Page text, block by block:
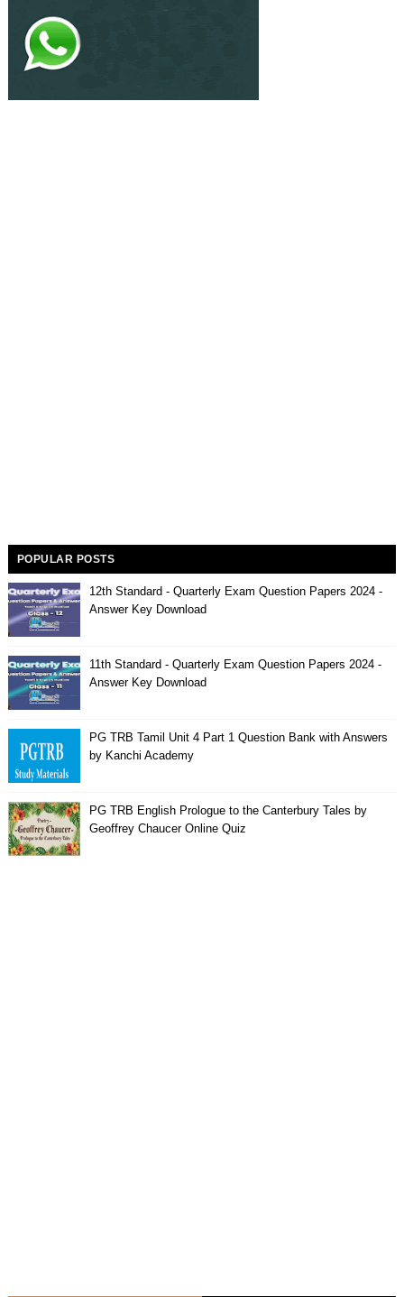
POPULAR POSTS
12th Standard - Quarterly Exam Question Papers 2024 -
Answer Key Download
11th Standard - Quarterly Exam Question Papers 2024 -
Answer Key Download
PG TRB Tamil Unit 4 Part 1 Question Bank with Answers
by Kanchi Academy
PG TRB English Prologue to the Canterbury Tales by
Geoffrey Chaucer Online Quiz